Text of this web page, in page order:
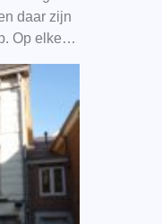
daar zijn
Op elke…